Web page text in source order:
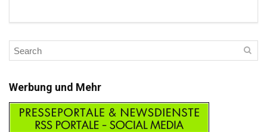
Werbung und Mehr